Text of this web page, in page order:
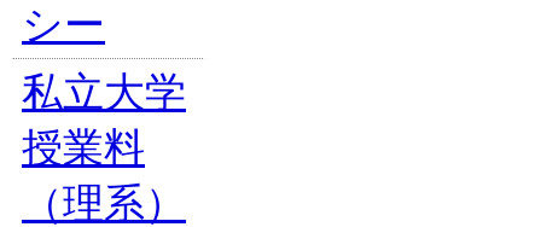
シー
私立大学
授業料
（理系）